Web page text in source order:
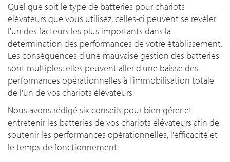
Quel que soit le type de batteries pour chariots
élévateurs que vous utilisez, celles-ci peuvent se révéler
l'un des facteurs les plus importants dans la
détermination des performances de votre établissement.
Les conséquences d'une mauvaise gestion des batteries
sont multiples: elles peuvent aller d'une baisse des
performances opérationnelles à l'immobilisation totale
de l'un de vos chariots élévateurs.
Nous avons rédigé six conseils pour bien gérer et
entretenir les batteries de vos chariots élévateurs afin de
soutenir les performances opérationnelles, l'efficacité et
le temps de fonctionnement.